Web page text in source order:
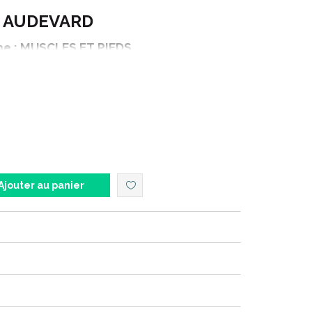
AUDEVARD
: MUSCLES ET PIEDS
PROTEC SOLUTION BUVABLE
: 4.5 litres
ses muscles. Il est important que la musculature
pour soutenir ses déplacements.
suffisante permettront un fonctionnement du
alimentaires permet d' améliorer le soutien,
au panier